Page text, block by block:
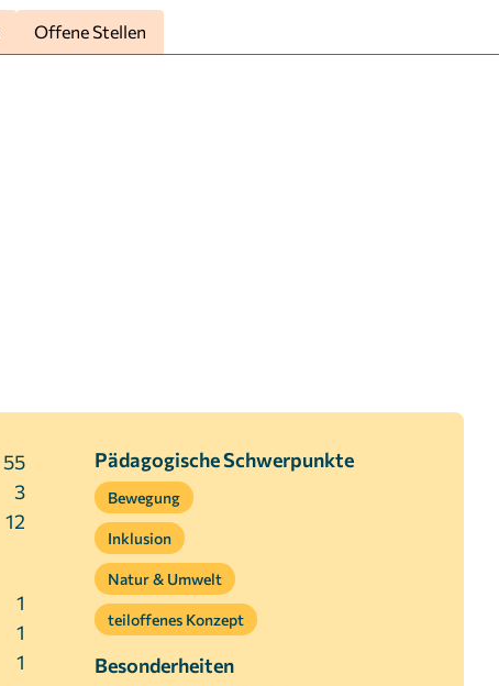
Offene Stellen
55
3
12
1
1
1
Pädagogische Schwerpunkte
Bewegung
Inklusion
Natur & Umwelt
teiloffenes Konzept
Besonderheiten